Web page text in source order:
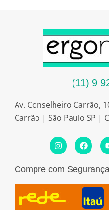
(11) 9
Av. Conselheiro Carrão,
Carrão | São Paulo SP |
I
n
s
a
r
a
m
F
a
c
b
o
k
u
e
Compre com Segurança